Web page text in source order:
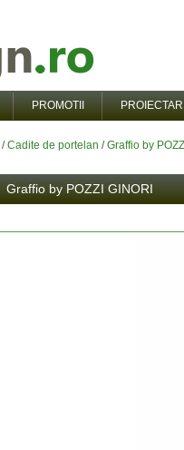
PROMOTII
/Cadite de portelan /Graffio by
Graffio by POZZI GINORI